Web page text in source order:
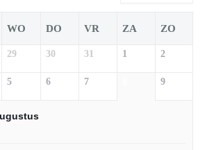
WO DO VR ZA ZO
29 30 31 1 2
5 6 7 9